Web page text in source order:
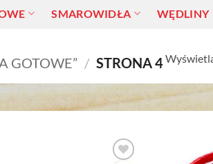
SMAROWIDŁA WĘDLINY
GOTOWE” / STRONA 4